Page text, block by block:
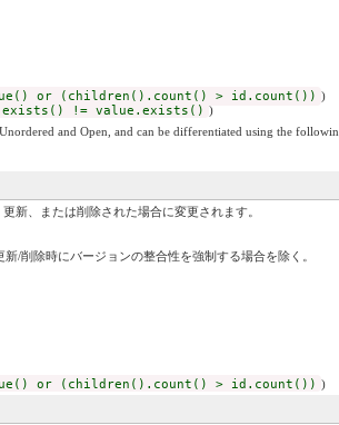
or (children().count() > id.count()) )
!= value.exists() )
and Open, and can be differentiated using the
新、または削除された場合に変更されます。
/削除時にバージョンの整合性を強制する場合を除く。
or (children().count() > id.count()) )